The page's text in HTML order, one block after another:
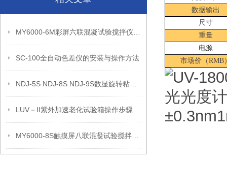
SC-100全自动色差仪的安装与操作方法
LUV－II紫外加速老化试验箱操作步骤
数据输出
尺寸
重量
电源
市场价（RMB